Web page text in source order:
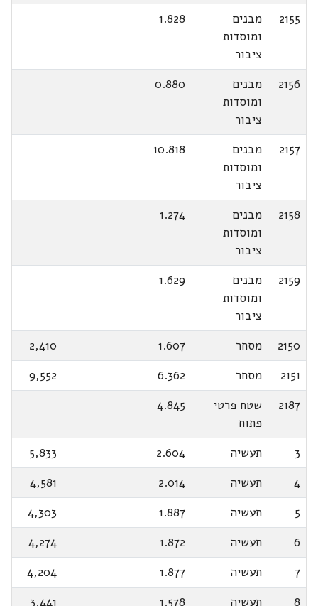
2155
מבנים
ומוסדות
ציבור
1.828
2156
מבנים
ומוסדות
ציבור
0.880
2157
מבנים
ומוסדות
ציבור
10.818
2158
מבנים
ומוסדות
ציבור
1.274
2159
מבנים
ומוסדות
ציבור
1.629
2150 מסחר 1.607
2,410
2151
מסחר 6.362
9,552
2187
שטח פרטי
פתוח
4.845
3 תעשיה 2.604
5,833
4
תעשיה 2.014
4,581
5
תעשיה 1.887
4,303
6
תעשיה 1.872
4,274
7
תעשיה 1.877
4,204
8
תעשיה 1.578
3,441